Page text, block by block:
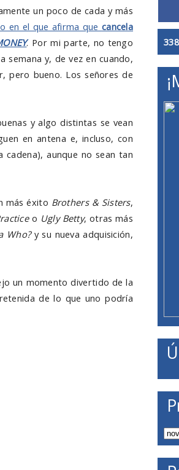
un poco de cada y más
en el que afirma que cancela
. Por mi parte, no tengo
semana y, de vez en cuando,
pero bueno. Los señores de
y algo distintas se vean
en antena e, incluso, con
cadena), aunque no sean tan
más éxito Brothers & Sisters,
o Ugly Betty, otras más
Who?y su nueva adquisición,
un momento divertido de la
de lo que uno podría